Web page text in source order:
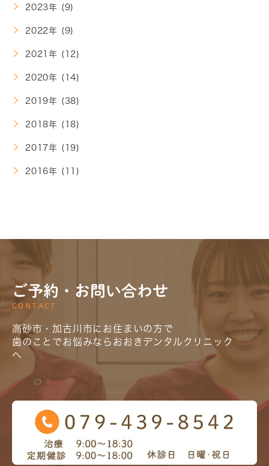
2023年 (9)
2022年 (9)
2021年 (12)
2020年 (14)
2019年 (38)
2018年 (18)
2017年 (19)
2016年 (11)
ご予約・お問い合わせ
CONTACT
高砂市・加古川市にお住まいの方で
歯のことでお悩みならおおきデンタルクリニック
へ